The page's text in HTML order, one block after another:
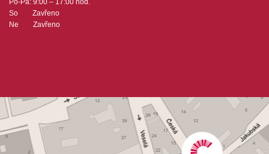
Macabre (Saint-Saens)Dance of the Sugar Plum Fairy from
The Nutcracker (Tchaikovsky)Fantasie Impromptu
(Chopin)Flight of the Bumble Bee (Rimsky-
Korsakov)Funeral March of a Marionette (Gounod)Fur Elise
Po-Pá: 9:00 – 17:00 hod.
So Zavřeno
Ne Zavřeno